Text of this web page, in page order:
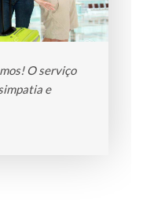
O serviço
e